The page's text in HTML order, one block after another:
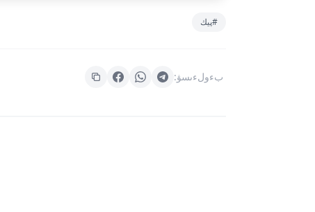
#پيك
بءولءىسۋ: